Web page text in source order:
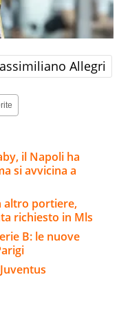
Allegri
il Napoli ha
si avvicina a
altro portiere,
richiesto in Mls
B: le nuove